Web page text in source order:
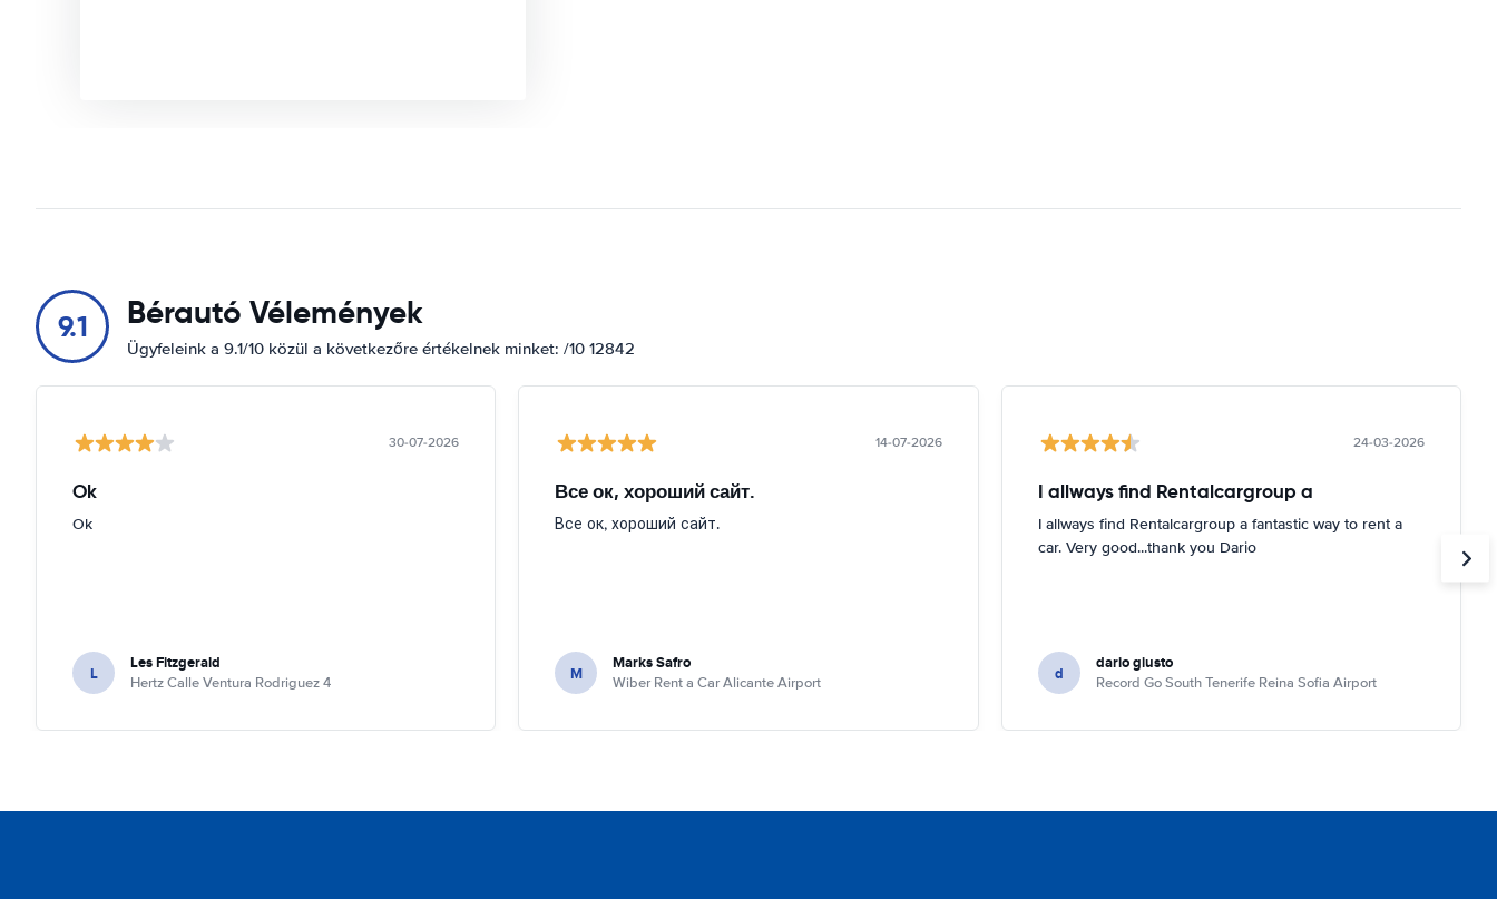
9.1 Bérautó Vélemények
Ügyfeleink a 9.1/10 közül a következőre értékelnek minket: /10 12842
30-07-2026
Ok
Ok
L Les Fitzgerald
Hertz Calle Ventura Rodriguez 4
14-07-2026
Все ок, хороший сайт.
Все ок, хороший сайт.
M Marks Safro
Wiber Rent a Car Alicante Airport
24-03-2026
I allways find Rentalcargroup a
I allways find Rentalcargroup a fantastic way to rent a
car. Very good...thank you Dario
d dario giusto
Record Go South Tenerife Reina Sofia Airport